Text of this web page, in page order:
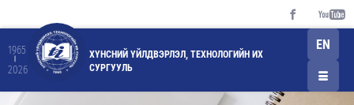
1965
2026
ХҮНСНИЙ ҮЙЛДВЭРЛЭЛ, ТЕХНОЛОГИЙН ИХ
СУРГУУЛЬ
EN